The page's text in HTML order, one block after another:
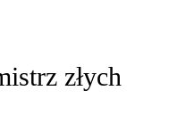
złych